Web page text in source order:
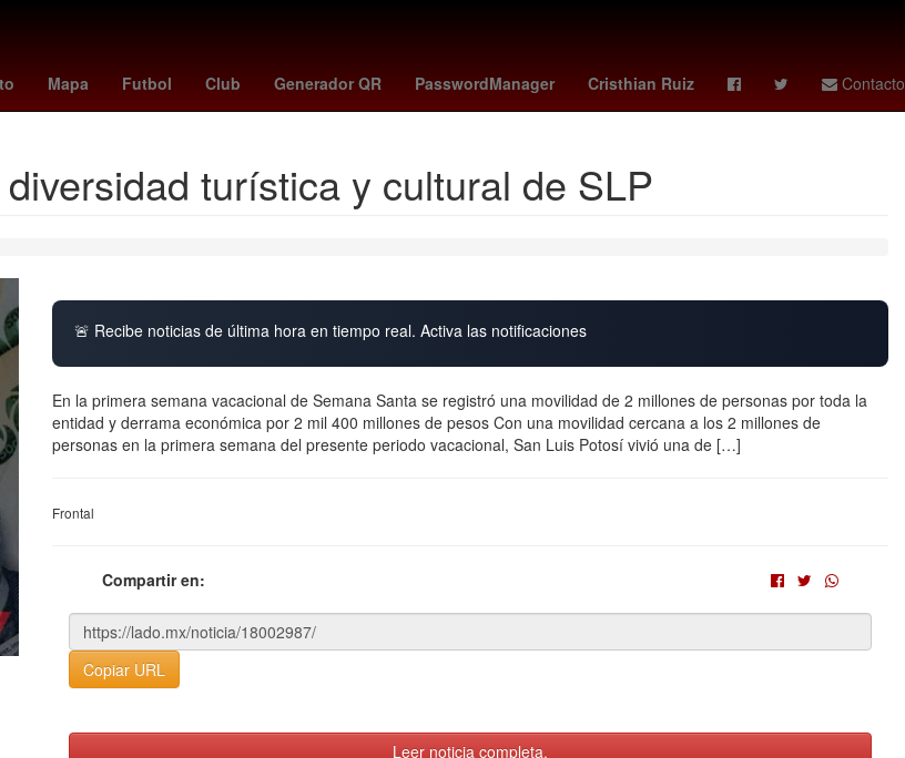
Mapa Futbol Club Generador QR PasswordManager Cristhian Ruiz Contacto
Ezra Miller cyclospora Rosario Venezolanos Hong Kong luis chaparro jordan bos
turística y cultural de SLP
🚨 Recibe noticias de última hora en tiempo real. Activa las notificaciones
En la primera semana vacacional de Semana Santa se registró una movilidad de 2 millones de personas por toda la
entidad y derrama económica por 2 mil 400 millones de pesos Con una movilidad cercana a los 2 millones de
personas en la primera semana del presente periodo vacacional, San Luis Potosí vivió una de […]
Frontal
Compartir en:
Copiar URL
Leer noticia completa.